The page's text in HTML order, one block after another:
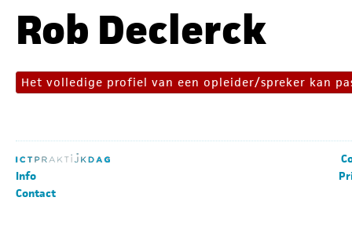
Rob Declerck
Het volledige profiel van een opleider/spreker kan
Info
Contact